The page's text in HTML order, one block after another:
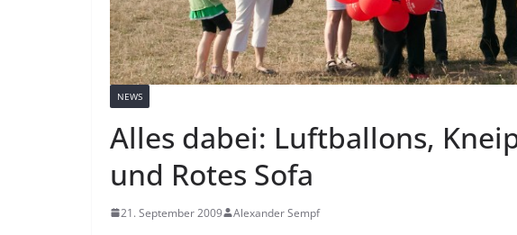
NEWS
Alles dabei: Luftballons,
und Rotes Sofa
21. September 2009 Alexander Sempf